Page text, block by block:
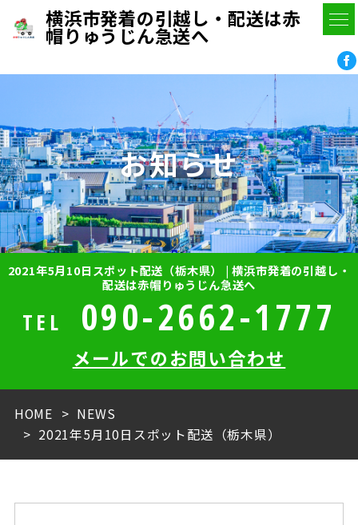
横浜市発着の引越し・配送は赤
帽りゅうじん急送へ
お知らせ
2021年5月10日スポット配送（栃木県） | 横浜市発着の引越し・
配送は赤帽りゅうじん急送へ
TEL 090-2662-1777
メールでのお問い合わせ
HOME
NEWS
2021年5月10日スポット配送（栃木県）